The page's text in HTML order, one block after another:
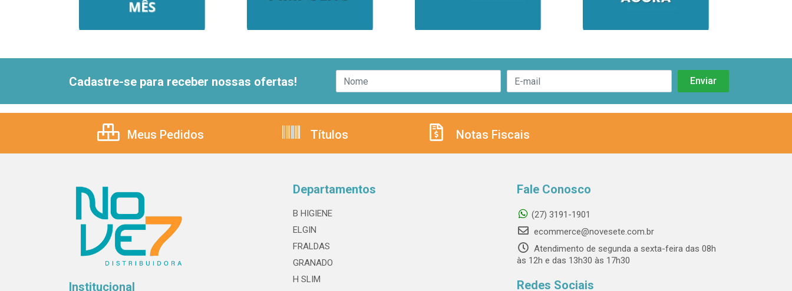
Cadastre-se para receber nossas ofertas!
Meus Pedidos Títulos Notas Fiscais
Institucional
Departamentos
B HIGIENE
ELGIN
FRALDAS
GRANADO
H SLIM
Fale Conosco
(27) 3191-1901
ecommerce@novesete.com.br
Atendimento de segunda a sexta-feira das 08h
às 12h e das 13h30 às 17h30
Redes Sociais